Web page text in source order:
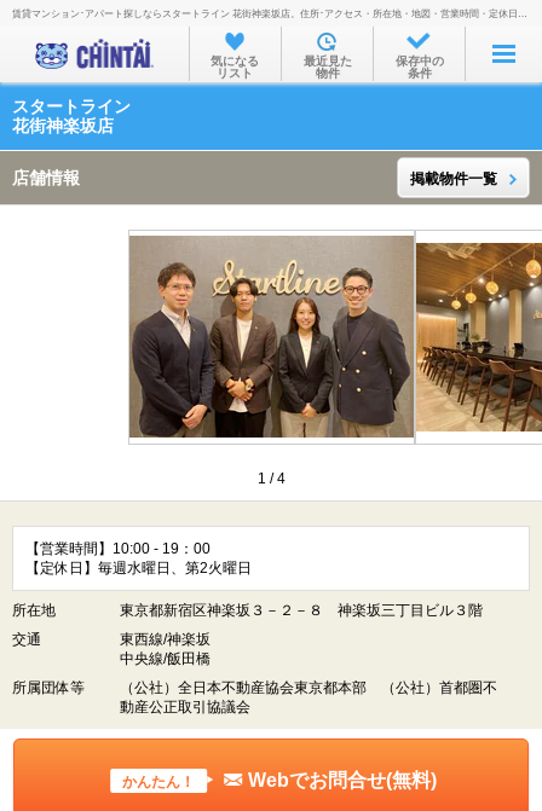
お部屋を探す
沿線・駅から
通勤通学時間から
物件特集から
不動産会社から
TOP
賃貸マンション･アパート探しならスタートライン 花街神楽坂店。住所･アクセス・所在地・地図・営業時間・定休日・電話番号などを掲載。
気になる
リスト
最近見た
物件
保存中の
条件
スタートライン
花街神楽坂店
店舗情報 掲載物件一覧
1 /4
【営業時間】10:00 - 19：00
【定休日】毎週水曜日、第2火曜日
所在地
東京都新宿区神楽坂３－２－８ 神楽坂三丁目ビル３階
交通
東西線/神楽坂
中央線/飯田橋
所属団体等
（公社）全日本不動産協会東京都本部 （公社）首都圏不
動産公正取引協議会
かんたん！ Webでお問合せ(無料)